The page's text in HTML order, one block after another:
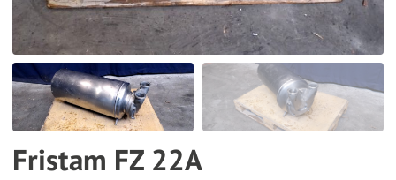
search
result.
Touch
can
use
Fristam FZ 22A